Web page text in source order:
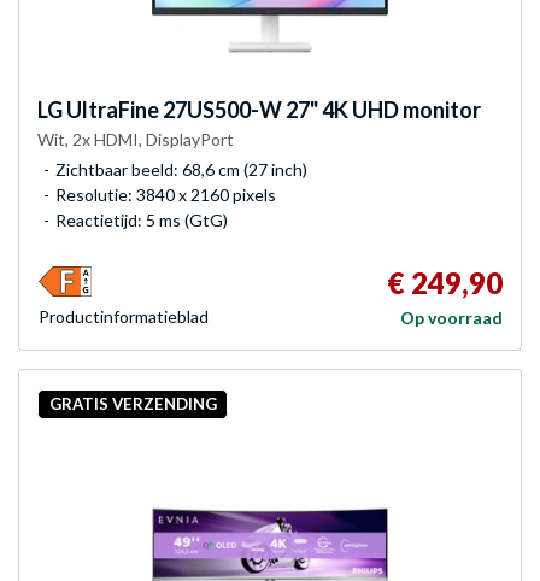
LGUltraFine 27US500-W 27" 4K UHD monitor
Wit, 2x HDMI, DisplayPort
Zichtbaar beeld: 68,6 cm (27 inch)
Resolutie: 3840 x 2160 pixels
Reactietijd: 5 ms (GtG)
€ 249,90
Op voorraad
Product­informatieblad
GRATIS VERZENDING